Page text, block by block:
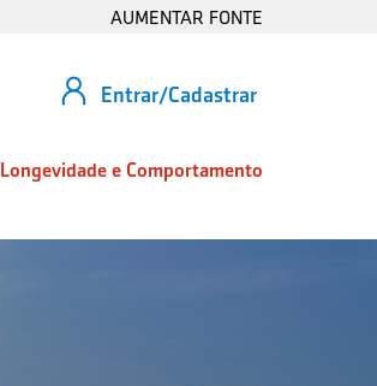
AUMENTAR FONTE
Entrar/Cadastrar
Longevidade e Comportamento